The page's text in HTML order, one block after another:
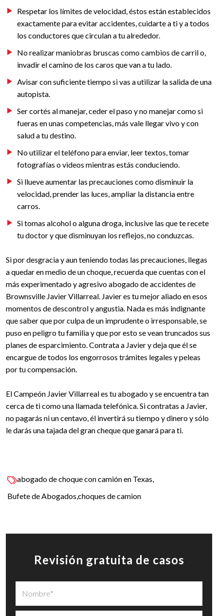
Respetar los límites de velocidad, éstos están establecidos
exactamente para evitar accidentes, cuidarte a ti y a todos
los conductores que circulan a tu alrededor.
No realizar maniobras bruscas como cambios de carril o,
invadir el camino de los caros que van a tu lado.
Avisar con suficiente tiempo si vas a utilizar la salida de una
autopista.
Ser cortés al manejar, ceder el paso y no manejar como si
fueras en unas competencias, más vale llegar vivo y con
salud a tu destino.
No utilizar el teléfono para enviar, leer textos, tomar
fotografías o videos mientras estás conduciendo.
Si llueve aumentar las precauciones como disminuir la
velocidad, prender las luces, ampliar la distancia entre
carros.
Si tomas alcohol o alguna droga, inclusive las que te recete
tu doctor y que disminuyan los reflejos, no conduzcas.
Si por desgracia y aun teniendo todas las precauciones, llegas
a quedar en medio de un choque, recuerda que cuentas con el
más experimentado y agresivo abogado de accidentes de
Brownsville Javier Villarreal. Javier es tu mejor aliado en esos
momentos de descontrol y angustia. Nada es más indignante
que saber que por culpa de un imprudente o irresponsable, se
puso en peligro tu familia y que por esto se vean truncados sus
planes de esparcimiento. Contrata a Javier y deja que él se
encargue de todos los engorrosos trámites legales y peleas
por tu compensación.
El Campeón Javier Villarreal es tu abogado y se encuentra tan
cerca de ti como una llamada telefónica. Si contratas a Javier,
no pagarás ni un centavo, él invertirá su tiempo y dinero y sólo
le darás una tajada del gran cheque que ganará para ti.
abogado de choque con camión en Texas
Bufete de Abogados choques de camion
Revisión gratuita de casos